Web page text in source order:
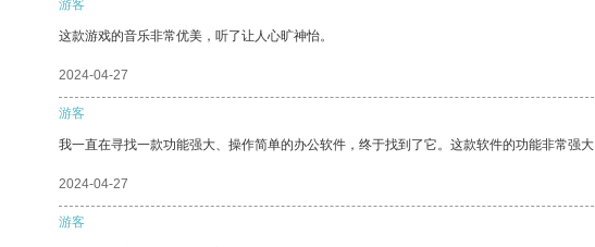
游客
这款游戏的音乐非常优美，听了让人心旷神怡。
2024-04-27
游客
我一直在寻找一款功能强大、操作简单的办公软件，终于找到了它。这款软件的功能非常强
2024-04-27
游客